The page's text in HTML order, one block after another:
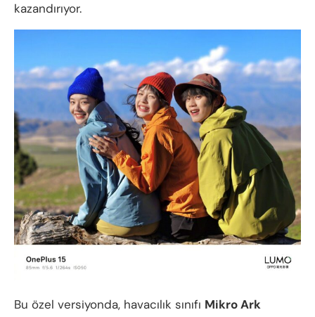
kazandırıyor.
Bu özel versiyonda, havacılık sınıfı Mikro Ark